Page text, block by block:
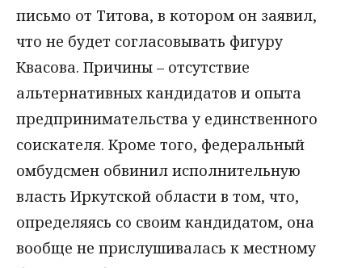
письмо от Титова, в котором он заявил,
что не будет согласовывать фигуру
Квасова. Причины – отсутствие
альтернативных кандидатов и опыта
предпринимательства у единственного
соискателя. Кроме того, федеральный
омбудсмен обвинил исполнительную
власть Иркутской области в том, что,
определяясь со своим кандидатом, она
вообще не прислушивалась к местному